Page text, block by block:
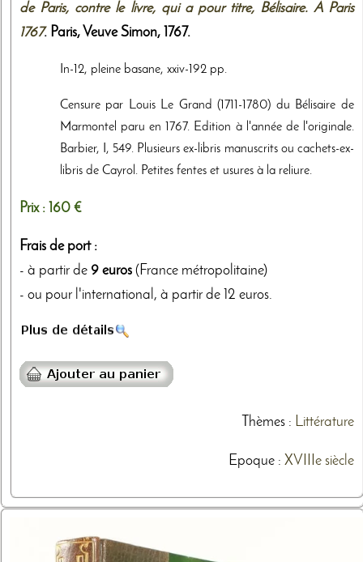
de Paris, contre le livre, qui a pour titre, Bélisaire. A Paris
1767. Paris, Veuve Simon, 1767.
In-12, pleine basane, xxiv-192 pp.
Censure par Louis Le Grand (1711-1780) du Bélisaire de
Marmontel paru en 1767. Edition à l'année de l'originale.
Barbier, I, 549. Plusieurs ex-libris manuscrits ou cachets-ex-
libris de Cayrol. Petites fentes et usures à la reliure.
Prix : 160 €
Frais de port :
- à partir de 9 euros (France métropolitaine)
- ou pour l'international, à partir de 12 euros.
Thèmes: Littérature
Epoque : XVIIIe siècle